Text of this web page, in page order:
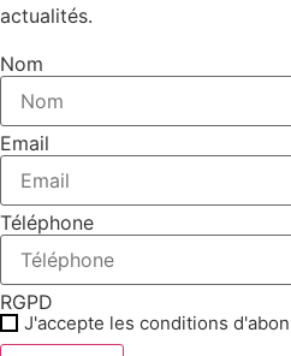
actualités.
Nom
Email
Téléphone
RGPD
J'accepte les conditions